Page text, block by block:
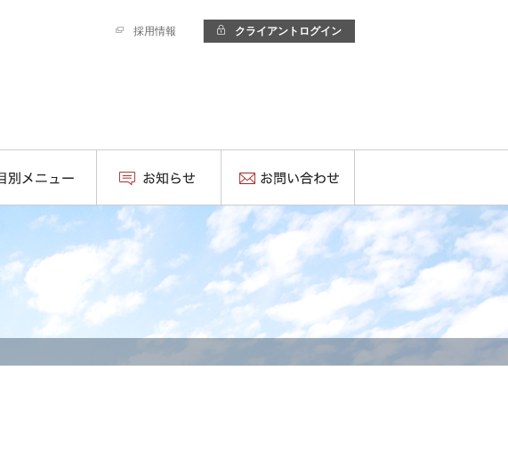
採用情報 クライアントログイン